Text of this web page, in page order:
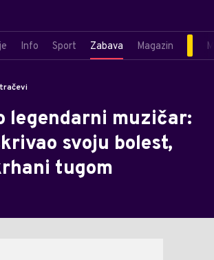
Info Sport Zabava Magazin
legendarni muzičar:
svoju bolest,
tugom